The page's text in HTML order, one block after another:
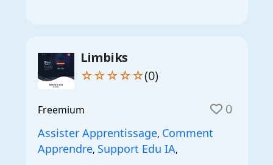
Limbiks
☆☆☆☆☆(0)
Freemium 0
Assister Apprentissage, Comment
Apprendre, Support Edu IA,